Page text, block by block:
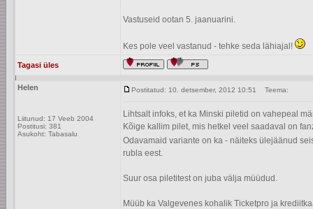
Vastuseid ootan 5. jaanuarini.
Kes pole veel vastanud - tehke seda lähiajal!
Tagasi üles
Helen
Liitunud: 17 Veeb 2004
Postitusi: 381
Asukoht: Tabasalu
Postitatud: 10. detsember, 2012 10:51 Teema:
Lihtsalt infoks, et ka Minski piletid on vahepeal
Kõige kallim pilet, mis hetkel veel saadaval on
Odavamaid variante on ka - näiteks ülejäänud
rubla eest.
Suur osa piletitest on juba välja müüdud.
Müüb ka Valgevenes kohalik Ticketpro ja